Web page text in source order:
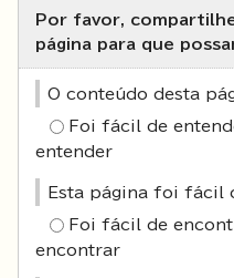
Por favor,
página para que
O conteúdo desta
Foi fácil de
entender
Esta página foi fácil
Foi fácil de
encontrar